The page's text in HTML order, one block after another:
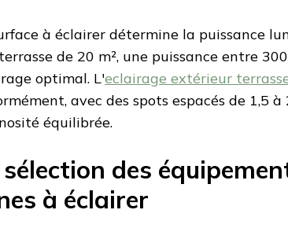
à éclairer détermine la puissance
de 20 m², une puissance entre
optimal. L'eclairage extérieur
avec des spots espacés de 1,5
équilibrée.
sélection des
à éclairer